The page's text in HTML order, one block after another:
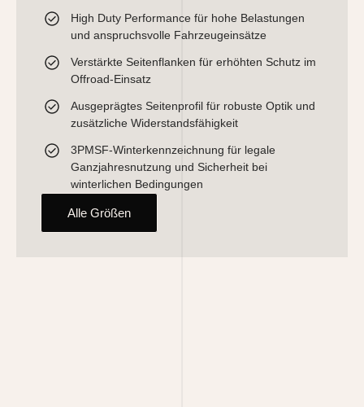
High Duty Performance für hohe Belastungen
und anspruchsvolle Fahrzeugeinsätze
Verstärkte Seitenflanken für erhöhten Schutz im
Offroad-Einsatz
Ausgeprägtes Seitenprofil für robuste Optik und
zusätzliche Widerstandsfähigkeit
3PMSF-Winterkennzeichnung für legale
Ganzjahresnutzung und Sicherheit bei
winterlichen Bedingungen
Alle Größen